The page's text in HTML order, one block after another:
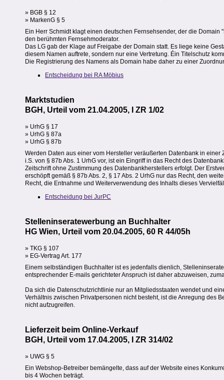
» BGB § 12
» MarkenG § 5
Ein Herr Schmidt klagt einen deutschen Fernsehsender, der die
den berühmten Fernsehmoderator.
Das LG gab der Klage auf Freigabe der Domain statt. Es liege keine
diesem Namen auftrete, sondern nur eine Vertretung. Éin Titelschutz
Die Registrierung des Namens als Domain habe daher zu einer
Entscheidung bei RA Möbius
Marktstudien
BGH, Urteil vom 21.04.2005, I ZR 1/02
» UrhG § 17
» UrhG § 87a
» UrhG § 87b
Werden Daten aus einer vom Hersteller veräußerten Datenbank in
i.S. von § 87b Abs. 1 UrhG vor, ist ein Eingriff in das Recht des
Zeitschrift ohne Zustimmung des Datenbankherstellers erfolgt. Der
erschöpft gemäß § 87b Abs. 2, § 17 Abs. 2 UrhG nur das Recht, den
Recht, die Entnahme und Weiterverwendung des Inhalts dieses
Entscheidung bei JurPC
Stelleninseratewerbung an Buchhalter
HG Wien, Urteil vom 20.04.2005, 60 R 44/05h
» TKG § 107
» EG-Vertrag Art. 177
Einem selbständigen Buchhalter ist es jedenfalls dienlich,
entsprechender E-mails gerichteter Anspruch ist daher abzuweisen,
Da sich die Datenschutzrichtlinie nur an Mitgliedsstaaten wendet und
Verhältnis zwischen Privatpersonen nicht besteht, ist die Anregung des
nicht aufzugreifen.
Lieferzeit beim Online-Verkauf
BGH, Urteil vom 17.04.2005, I ZR 314/02
» UWG § 5
Ein Webshop-Betreiber bemängelte, dass auf der Website eines
bis 4 Wochen beträgt.